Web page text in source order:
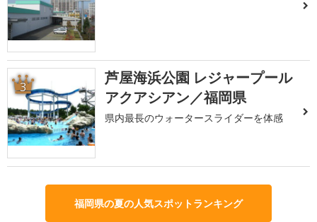
3
芦屋海浜公園 レジャープール
アクアシアン／福岡県
県内最長のウォータースライダーを体感
福岡県の夏の人気スポットランキング